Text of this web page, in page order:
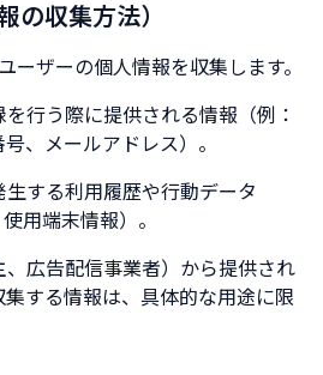
の収集方法）
ーザーの個人情報を収集します。
行う際に提供される情報（例：
、メールアドレス）。
する利用履歴や行動データ
用端末情報）。
広告配信事業者）から提供され
する情報は、具体的な用途に限